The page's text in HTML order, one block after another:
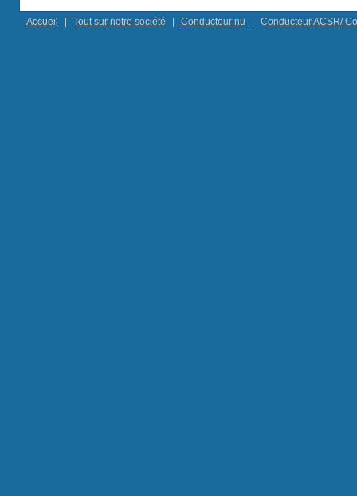
Accueil Tout sur notre société Conducteur nu Conducteur ACSR/